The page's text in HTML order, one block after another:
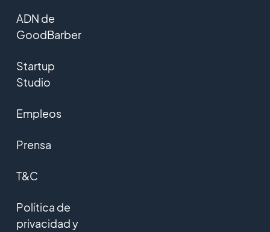
ADN de
GoodBarber
Startup
Studio
Empleos
Prensa
T&C
Política de
privacidad y